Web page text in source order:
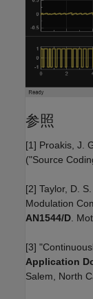
参照
[1] Proakis, J.
("Source
[2] Taylor, D.
Modulation
AN1544/D.
[3]
Application
Salem, North